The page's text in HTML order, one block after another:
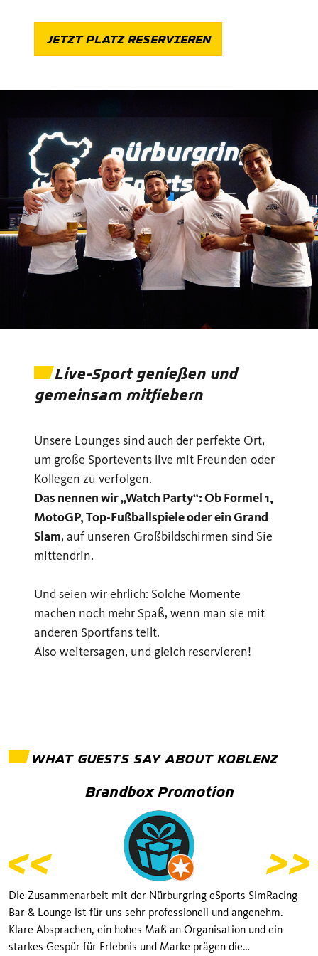
JETZT PLATZ RESERVIEREN
Live-Sport genießen und
gemeinsam mitfiebern
Unsere Lounges sind auch der perfekte Ort,
um große Sportevents live mit Freunden oder
Kollegen zu verfolgen.
Das nennen wir „Watch Party“: Ob Formel 1,
MotoGP, Top-Fußballspiele oder ein Grand
Slam, auf unseren Großbildschirmen sind Sie
mittendrin.
Und seien wir ehrlich: Solche Momente
machen noch mehr Spaß, wenn man sie mit
anderen Sportfans teilt.
Also weitersagen, und gleich reservieren!
WHAT GUESTS SAY ABOUTKOBLENZ
Brandbox Promotion
Die Zusammenarbeit mit der Nürburgring eSports SimRacing
Bar & Lounge ist für uns sehr professionell und angenehm.
Klare Absprachen, ein hohes Maß an Organisation und ein
starkes Gespür für Erlebnis und Marke prägen die